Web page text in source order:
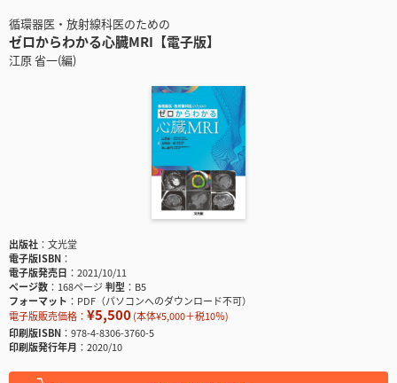
循環器医・放射線科医のための
ゼロからわかる心臓MRI【電子版】
江原 省一(編)
出版社
文光堂
電子版ISBN
電子版発売日
2021/10/11
ページ数
168ページ判型
B5
フォーマット
PDF（パソコンへのダウンロード不可）
電子版販売価格： ¥5,500(本体¥5,000＋税10％)
印刷版ISBN
978-4-8306-3760-5
印刷版発行年月
2020/10